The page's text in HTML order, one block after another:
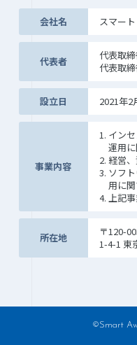
会社名 スマー
代表者
代表取
代表取
設立日 2021年2
事業内容
1. イン
運用
2. 経営
3. ソフ
用に
4. 上記
所在地
〒120-
1-4-1 東
©Smart